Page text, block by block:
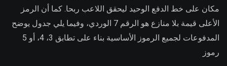
مكان على خط الدفع الوحيد ليحقق اللاعب ربحا. كما أن الرمز
الأعلى قيمة بلا منازع هو الرقم 7 الوردي، وفيما يلي جدول يوضح
المدفوعات لجميع الرموز الأساسية بناء على تطابق 3، 4، أو 5
رموز